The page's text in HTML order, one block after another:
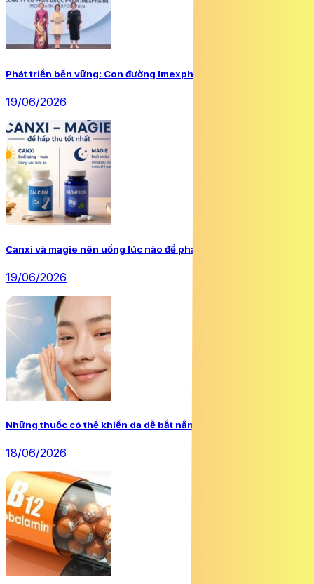
Phát triển bền vững: Con đường Imexpharm đã chọn
19/06/2026
Canxi và magie nên uống lúc nào để phát huy tối đa hiệu quả?
19/06/2026
Những thuốc có thể khiến da dễ bắt nắng hơn
18/06/2026